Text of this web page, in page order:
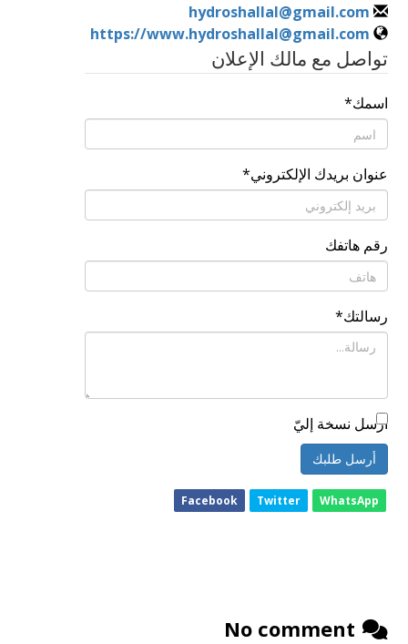
hydroshallal@gmail.com
https://www.hydroshallal@gmail.com
تواصل مع مالك الإعلان
اسمك*
عنوان بريدك الإلكتروني *
رقم هاتفك
رسالتك*
أرسل نسخة إليّ
أرسل طلبك
Facebook Twitter WhatsApp
No comment